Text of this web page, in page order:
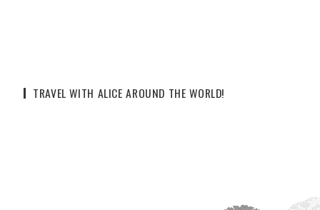
TRAVEL WITH ALICE AROUND THE WORLD!